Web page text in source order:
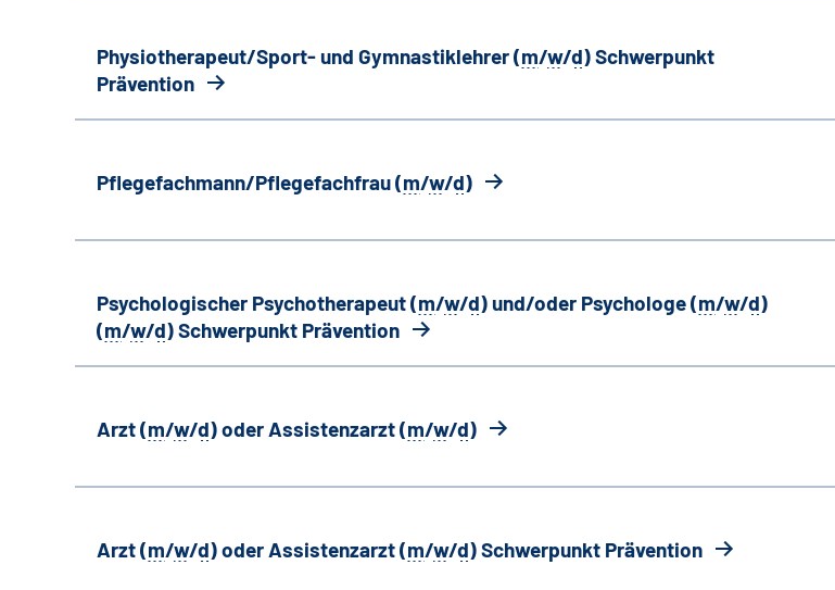
Physiotherapeut/Sport- und Gymnastiklehrer (m/w/d) Schwerpunkt
Prävention
Pflegefachmann/Pflegefachfrau (m/w/d)
Psychologischer Psychotherapeut (m/w/d) und/oder Psychologe (m/w/d)
(m/w/d) Schwerpunkt Prävention
Arzt (m/w/d) oder Assistenzarzt (m/w/d)
Arzt (m/w/d) oder Assistenzarzt (m/w/d) Schwerpunkt Prävention